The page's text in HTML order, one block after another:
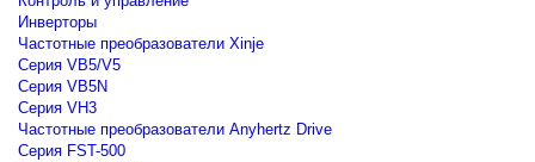
Инверторы
Частотные преобразователи Xinje
Cерия VB5/V5
Cерия VB5N
Cерия VH3
Частотные преобразователи Anyhertz Drive
Серия FST-500